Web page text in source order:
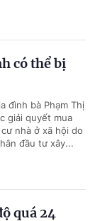
có thể bị
đình bà Phạm Thị
giải quyết mua
nhà ở xã hội do
đầu tư xây...
quá 24